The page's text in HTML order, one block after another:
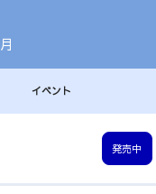
月
イベント
発売中